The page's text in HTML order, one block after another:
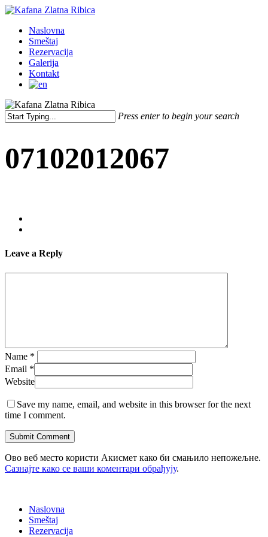
Skip
main
content
Menu
Naslovna
Smeštaj
Rezervacija
Galerija
Kontakt
Press enter to begin your search
07102012067
Leave a Reply
Name *
Email *
Website
Save my name, email, and website in this browser for the next
time I comment.
Ово веб место користи Акисмет како би смањило непожељне.
Сазнајте како се ваши коментари обрађују.
Naslovna
Smeštaj
Rezervacija